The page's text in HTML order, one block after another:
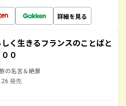
詳細を見る
く生きるフランスのことばと
０
の名言＆絶景
発売